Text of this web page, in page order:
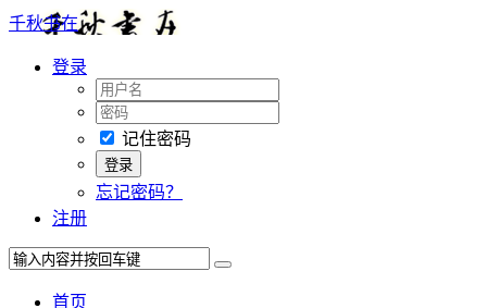
千秋书在
登录
记住密码
忘记密码？
注册
首页